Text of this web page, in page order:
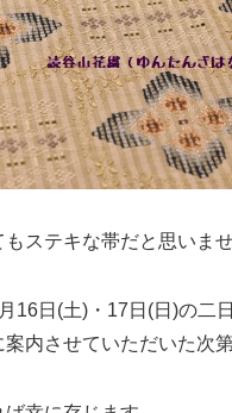
ステキな帯だと思いませ
16日(土)・17日(日)の二
内させていただいた次第